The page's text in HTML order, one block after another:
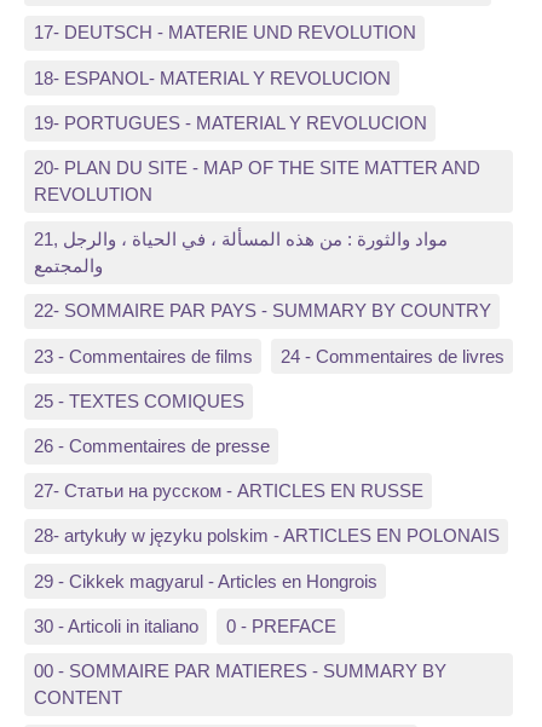
17- DEUTSCH - MATERIE UND REVOLUTION
18- ESPANOL- MATERIAL Y REVOLUCION
19- PORTUGUES - MATERIAL Y REVOLUCION
20- PLAN DU SITE - MAP OF THE SITE MATTER AND
REVOLUTION
21, مواد والثورة : من هذه المسألة ، في الحياة ، والرجل
والمجتمع
22- SOMMAIRE PAR PAYS - SUMMARY BY COUNTRY
23 - Commentaires de films 24 - Commentaires de livres
25 - TEXTES COMIQUES
26 - Commentaires de presse
27- Статьи на русском - ARTICLES EN RUSSE
28- artykuły w języku polskim - ARTICLES EN POLONAIS
29 - Cikkek magyarul - Articles en Hongrois
30 - Articoli in italiano 0 - PREFACE
00 - SOMMAIRE PAR MATIERES - SUMMARY BY
CONTENT